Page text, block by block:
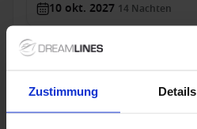
Zustimmung Details
10 okt. 2027 14 Nachten
Binnenhutvan
Alleen Cruise